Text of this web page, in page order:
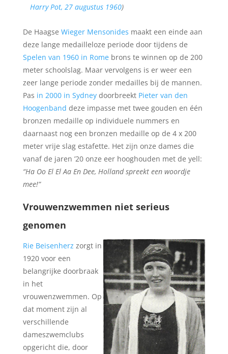
Harry Pot, 27 augustus 1960)
De Haagse Wieger Mensonides maakt een einde aan
deze lange medailleloze periode door tijdens de
Spelen van 1960 in Romebrons te winnen op de 200
meter schoolslag. Maar vervolgens is er weer een
zeer lange periode zonder medailles bij de mannen.
Pas in 2000 in Sydneydoorbreekt Pieter van den
Hoogenband deze impasse met twee gouden en één
bronzen medaille op individuele nummers en
daarnaast nog een bronzen medaille op de 4 x 200
meter vrije slag estafette. Het zijn onze dames die
vanaf de jaren ’20 onze eer hooghouden met de yell:
“Ha Oo El El Aa En Dee, Holland spreekt een woordje
mee!”
Vrouwenzwemmen niet serieus
genomen
Rie Beisenherz zorgt in
1920 voor een
belangrijke doorbraak
in het
vrouwenzwemmen. Op
dat moment zijn al
verschillende
dameszwemclubs
opgericht die, door